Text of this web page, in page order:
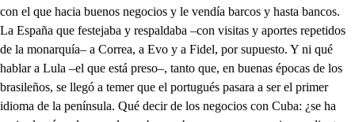
con el que hacia buenos negocios y le vendía barcos y hasta bancos.
La España que festejaba y respaldaba –con visitas y aportes repetidos
de la monarquía– a Correa, a Evo y a Fidel, por supuesto. Y ni qué
hablar a Lula –el que está preso–, tanto que, en buenas épocas de los
brasileños, se llegó a temer que el portugués pasara a ser el primer
idioma de la península. Qué decir de los negocios con Cuba: ¿se ha